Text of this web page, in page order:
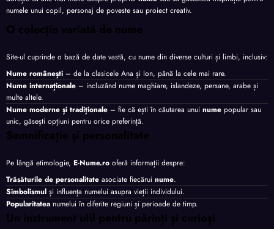
numele unui copil, personaj de poveste sau proiect creativ.
O colecție variată de nume
Site-ul cuprinde o bază de date vastă, cu nume din diverse culturi și limbi, inclusiv:
Nume românești – de la clasicele Ana și Ion, până la cele mai rare.
Nume internaționale – incluzând nume maghiare, islandeze, persane, arabe și
multe altele.
Nume moderne și tradiționale – fie că ești în căutarea unui nume popular sau
unic, găsești opțiuni pentru orice preferință.
Semnificație și personalitate
Pe lângă etimologie, E-Nume.ro oferă informații despre:
Trăsăturile de personalitate asociate fiecărui nume.
Simbolismul și influența numelui asupra vieții individului.
Popularitatea numelui în diferite regiuni și perioade de timp.
Un instrument util pentru părinți și curioși